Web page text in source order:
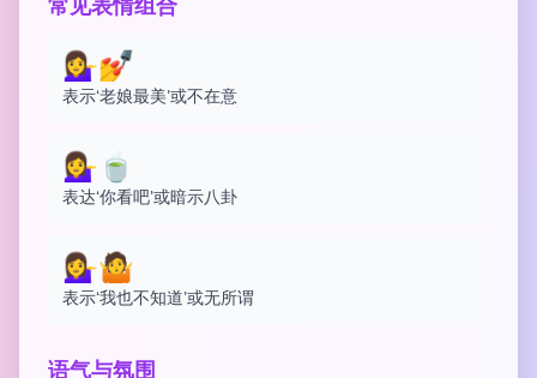
常见表情组合
💁‍♀️💅
表示‘老娘最美’或不在意
💁‍♀️🍵
表达‘你看吧’或暗示八卦
💁‍♀️🤷
表示‘我也不知道’或无所谓
语气与氛围